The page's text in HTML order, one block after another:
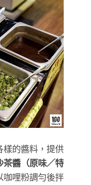
樣的醬料，提供
茶醬（原味／特
咖哩粉調勻後拌